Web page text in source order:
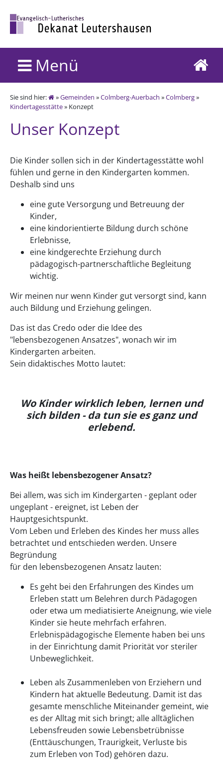
Menü
Sie sind hier: »Gemeinden »Colmberg-Auerbach »Colmberg»
Kindertagesstätte» Konzept
Unser Konzept
Die Kinder sollen sich in der Kindertagesstätte wohl
fühlen und gerne in den Kindergarten kommen.
Deshalb sind uns
eine gute Versorgung und Betreuung der
Kinder,
eine kindorientierte Bildung durch schöne
Erlebnisse,
eine kindgerechte Erziehung durch
pädagogisch-partnerschaftliche Begleitung
wichtig.
Wir meinen nur wenn Kinder gut versorgt sind, kann
auch Bildung und Erziehung gelingen.
Das ist das Credo oder die Idee des
"lebensbezogenen Ansatzes", wonach wir im
Kindergarten arbeiten.
Sein didaktisches Motto lautet:
Wo Kinder wirklich leben, lernen und
sich bilden - da tun sie es ganz und
erlebend.
Was heißt lebensbezogener Ansatz?
Bei allem, was sich im Kindergarten - geplant oder
ungeplant - ereignet, ist Leben der
Hauptgesichtspunkt.
Vom Leben und Erleben des Kindes her muss alles
betrachtet und entschieden werden. Unsere
Begründung
für den lebensbezogenen Ansatz lauten:
Es geht bei den Erfahrungen des Kindes um
Erleben statt um Belehren durch Pädagogen
oder etwa um mediatisierte Aneignung, wie viele
Kinder sie heute mehrfach erfahren.
Erlebnispädagogische Elemente haben bei uns
in der Einrichtung damit Priorität vor steriler
Unbeweglichkeit.
Leben als Zusammenleben von Erziehern und
Kindern hat aktuelle Bedeutung. Damit ist das
gesamte menschliche Miteinander gemeint, wie
es der Alltag mit sich bringt; alle alltäglichen
Lebensfreuden sowie Lebensbetrübnisse
(Enttäuschungen, Traurigkeit, Verluste bis
zum Erleben von Tod) gehören dazu.